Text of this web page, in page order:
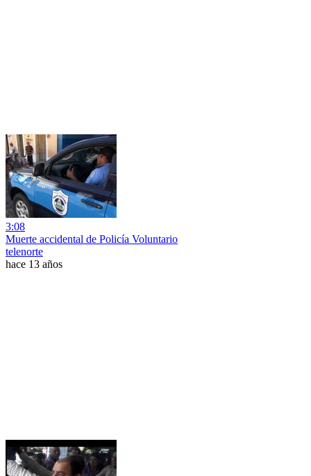
3:08
Muerte accidental de Policía Voluntario
telenorte
hace 13 años